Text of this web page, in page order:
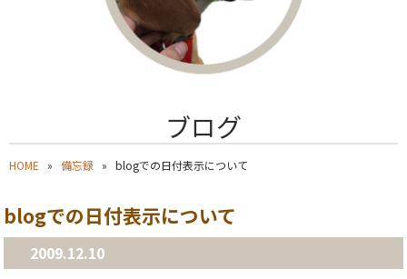
ブログ
HOME 備忘録 blogでの日付表示について
blogでの日付表示について
2009.12.10